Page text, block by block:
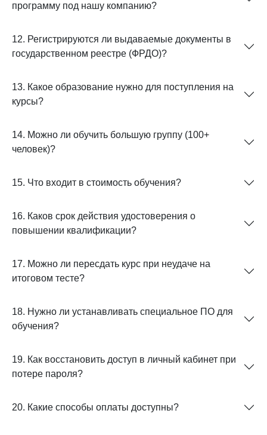
программу под нашу компанию?
12. Регистрируются ли выдаваемые документы в
государственном реестре (ФРДО)?
13. Какое образование нужно для поступления на
курсы?
14. Можно ли обучить большую группу (100+
человек)?
15. Что входит в стоимость обучения?
16. Каков срок действия удостоверения о
повышении квалификации?
17. Можно ли пересдать курс при неудаче на
итоговом тесте?
18. Нужно ли устанавливать специальное ПО для
обучения?
19. Как восстановить доступ в личный кабинет при
потере пароля?
20. Какие способы оплаты доступны?